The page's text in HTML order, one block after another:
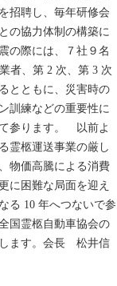
招聘し、毎年研修会
の協力体制の構築に
の際には、７社９名
者、第 2 次、第 3 次
とともに、災害時の
訓練などの重要性に
参ります。 以前よ
霊柩運送事業の厳し
物価高騰による消費
に困難な局面を迎え
る 10 年へつないで参
国霊柩自動車協会の
ます。会長 松井信